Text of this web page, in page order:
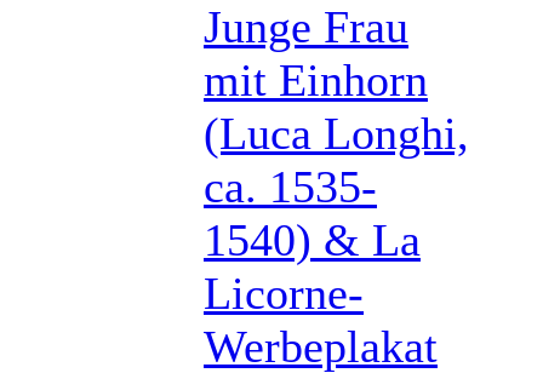
Junge Frau
mit Einhorn
(Luca Longhi,
ca. 1535-
1540) & La
Licorne-
Werbeplakat